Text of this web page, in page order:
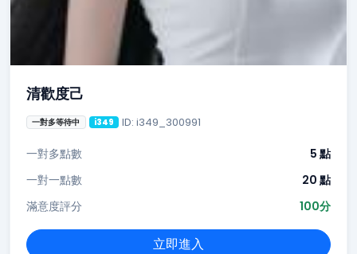
清歡度己
一對多等待中 i349 ID: i349_300991
一對多點數
5 點
一對一點數
20 點
滿意度評分
100分
立即進入